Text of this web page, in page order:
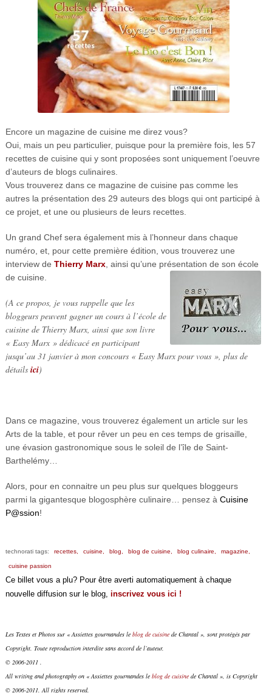
Encore un magazine de cuisine me direz vous?
Oui, mais un peu particulier, puisque pour la première fois, les 57
recettes de cuisine qui y sont proposées sont uniquement l’oeuvre
d’auteurs de blogs culinaires.
Vous trouverez dans ce magazine de cuisine pas comme les
autres la présentation des 29 auteurs des blogs qui ont participé à
ce projet, et une ou plusieurs de leurs recettes.
Un grand Chef sera également mis à l’honneur dans chaque
numéro, et, pour cette première édition, vous trouverez une
interview de Thierry Marx, ainsi qu’une présentation de son école
de cuisine.
(A ce propos, je vous rappelle que les
bloggeurs peuvent gagner un cours à l’école de
cuisine de Thierry Marx, ainsi que son livre
« Easy Marx » dédicacé en participant
jusqu’au 31 janvier à mon concours « Easy Marx pour vous », plus de
détails ici)
Dans ce magazine, vous trouverez également un article sur les
Arts de la table, et pour rêver un peu en ces temps de grisaille,
une évasion gastronomique sous le soleil de l’île de Saint-
Barthelémy…
Alors, pour en connaitre un peu plus sur quelques bloggeurs
parmi la gigantesque blogosphère culinaire… pensez à Cuisine
P@ssion!
technorati tags: recettes, cuisine, blog, blog de cuisine, blog culinaire, magazine,
cuisine passion
Ce billet vous a plu? Pour être averti automatiquement à chaque
nouvelle diffusion sur le blog, inscrivez vous ici !
Les Textes et Photos sur « Assiettes gourmandes le blog de cuisinede Chantal », sont protégés par
Copyright. Toute reproduction interdite sans accord de l’auteur.
© 2006-2011 .
All writing and photography on « Assiettes gourmandes le blog de cuisinede Chantal », is Copyright
© 2006-2011. All rights reserved.